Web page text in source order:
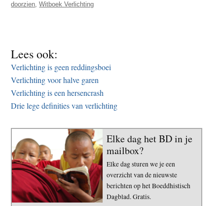
doorzien,Witboek Verlichting
Lees ook:
Verlichting is geen reddingsboei
Verlichting voor halve garen
Verlichting is een hersencrash
Drie lege definities van verlichting
Elke dag het BD in je
mailbox?
Elke dag sturen we je een
overzicht van de nieuwste
berichten op het Boeddhistisch
Dagblad. Gratis.